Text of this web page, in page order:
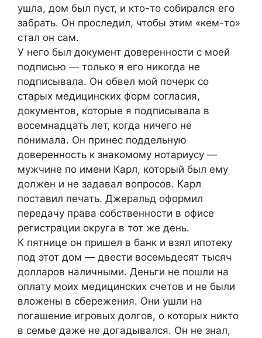
ушла, дом был пуст, и кто-то собирался его
забрать. Он проследил, чтобы этим «кем-то»
стал он сам.
У него был документ доверенности с моей
подписью — только я его никогда не
подписывала. Он обвел мой почерк со
старых медицинских форм согласия,
документов, которые я подписывала в
восемнадцать лет, когда ничего не
понимала. Он принес поддельную
доверенность к знакомому нотариусу —
мужчине по имени Карл, который был ему
должен и не задавал вопросов. Карл
поставил печать. Джеральд оформил
передачу права собственности в офисе
регистрации округа в тот же день.
К пятнице он пришел в банк и взял ипотеку
под этот дом — двести восемьдесят тысяч
долларов наличными. Деньги не пошли на
оплату моих медицинских счетов и не были
вложены в сбережения. Они ушли на
погашение игровых долгов, о которых никто
в семье даже не догадывался. Он не знал,